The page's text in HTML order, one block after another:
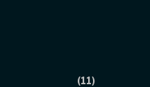
(11)